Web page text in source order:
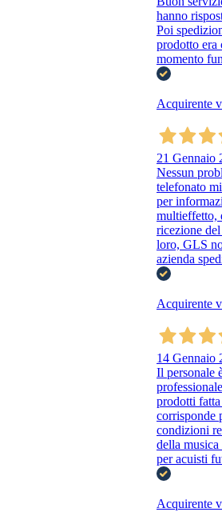
hanno
Poi
prodotto era
momento
Acquirente
21 Gennaio
Nessun
telefonato
per
multieffetto,
ricezione
loro, GLS
azienda
Acquirente
14 Gennaio
Il personale
prodotti
corrisponde
condizioni
della
per acuisti
Acquirente